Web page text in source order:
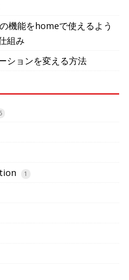
機能をhomeで使えるよう
組み
ションを変える方法
1